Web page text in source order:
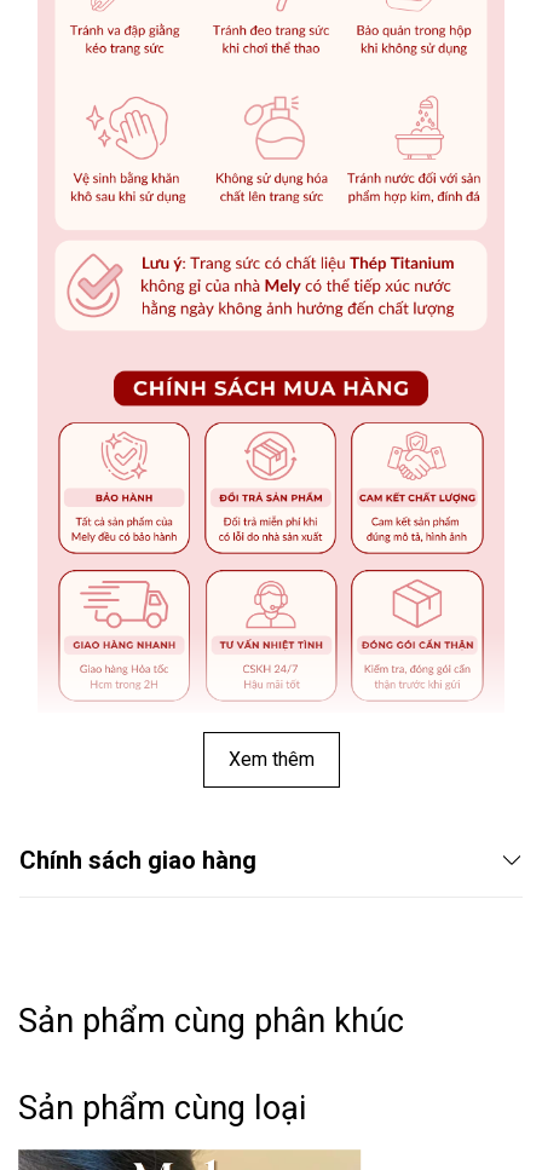
➤ Tên hàng hóa: Bông tai ngọc trai nhân tạo TT94
➤ Phong cách: Basic - Classic - Minimalism.
Xem thêm
Chính sách giao hàng
Sản phẩm cùng phân khúc
Sản phẩm cùng loại